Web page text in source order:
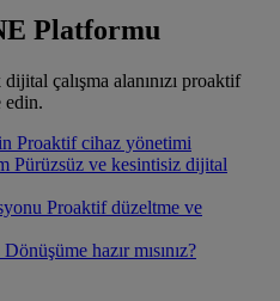
Platformu
çalışma alanınızı proaktif
edin.
Proaktif cihaz yönetimi
Pürüzsüz ve kesintisiz dijital
Proaktif düzeltme ve
Dönüşüme hazır mısınız?